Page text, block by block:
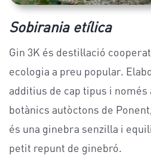
Sobirania etílica
Gin 3K és destil·lació
ecologia a preu popular.
additius de cap tipus i
botànics autòctons de
és una ginebra senzilla i
petit repunt de ginebró.